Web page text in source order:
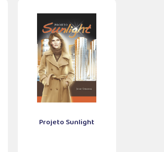
Projeto Sunlight